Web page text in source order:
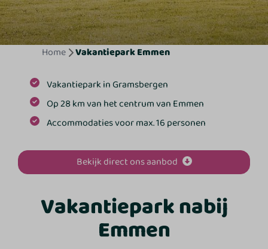
Home Vakantiepark Emmen
Vakantiepark in Gramsbergen
Op 28 km van het centrum van Emmen
Accommodaties voor max. 16 personen
Bekijk direct ons aanbod
Vakantiepark nabij
Emmen